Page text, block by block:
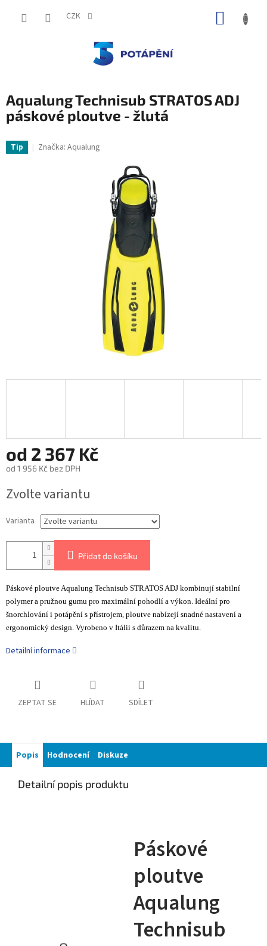
CZK
Aqualung Technisub STRATOS ADJ
páskové ploutve - žlutá
Tip Značka: Aqualung
od 2 367 Kč
od 1 956 Kč bez DPH
Zvolte variantu
Varianta
Přidat do košíku
Páskové ploutve Aqualung Technisub STRATOS ADJ kombinují stabilní
polymer a pružnou gumu pro maximální pohodlí a výkon. Ideální pro
šnorchlování i potápění s přístrojem, ploutve nabízejí snadné nastavení a
ergonomický design. Vyrobeno v Itálii s důrazem na kvalitu.
Detailní informace
ZEPTAT SE HLÍDAT SDÍLET
Popis Hodnocení Diskuze
Detailní popis produktu
Páskové
ploutve
Aqualung
Technisub